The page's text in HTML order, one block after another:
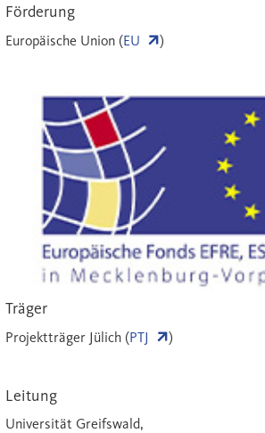
Förderung
Europäische Union (EU )
Träger
Projektträger Jülich (PTJ )
Leitung
Universität Greifswald,